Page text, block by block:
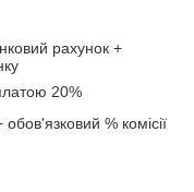
рахунок +
20%
% комісії